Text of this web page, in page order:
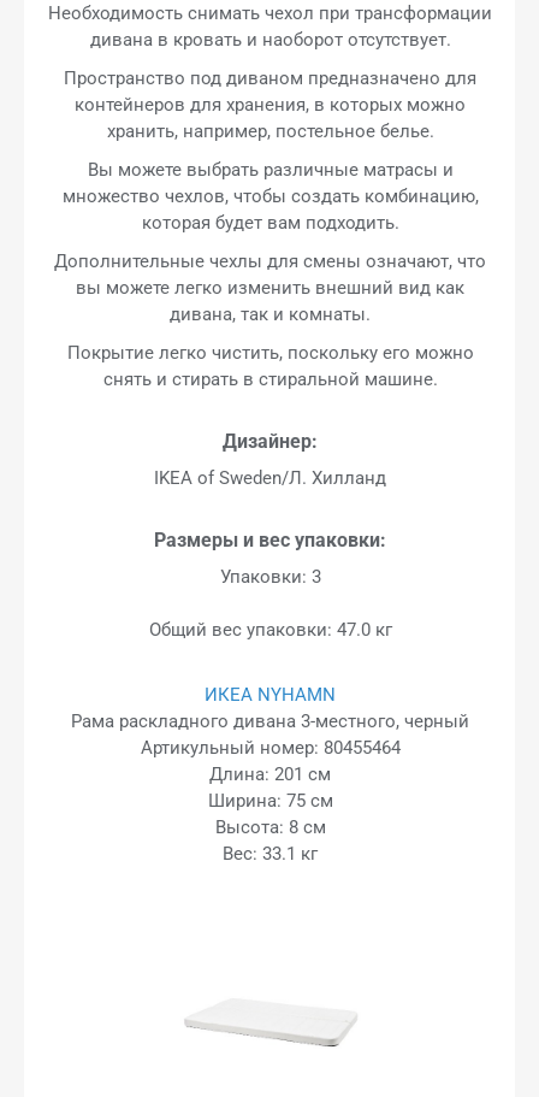
Необходимость снимать чехол при трансформации
дивана в кровать и наоборот отсутствует.
Пространство под диваном предназначено для
контейнеров для хранения, в которых можно
хранить, например, постельное белье.
Вы можете выбрать различные матрасы и
множество чехлов, чтобы создать комбинацию,
которая будет вам подходить.
Дополнительные чехлы для смены означают, что
вы можете легко изменить внешний вид как
дивана, так и комнаты.
Покрытие легко чистить, поскольку его можно
снять и стирать в стиральной машине.
Дизайнер:
IKEA of Sweden/Л. Хилланд
Размеры и вес упаковки:
Упаковки: 3
Общий вес упаковки: 47.0 кг
ИКЕА NYHAMN
Рама раскладного дивана 3-местного, черный
Артикульный номер: 80455464
Длина: 201 см
Ширина: 75 см
Высота: 8 см
Вес: 33.1 кг